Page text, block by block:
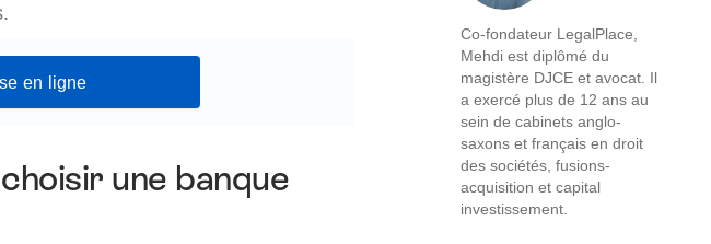
en ligne
une banque
Co-fondateur LegalPlace,
Mehdi est diplômé du
magistère DJCE et avocat. Il
a exercé plus de 12 ans au
sein de cabinets anglo-
saxons et français en droit
des sociétés, fusions-
acquisition et capital
investissement.